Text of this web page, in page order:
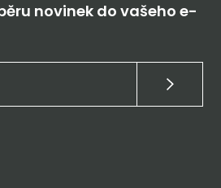
novinek do vašeho e-